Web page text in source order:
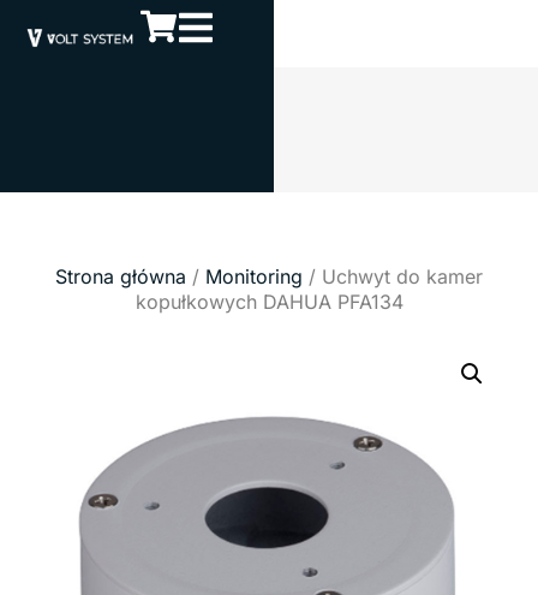
Strona główna / Monitoring / Uchwyt do kamer
kopułkowych DAHUA PFA134